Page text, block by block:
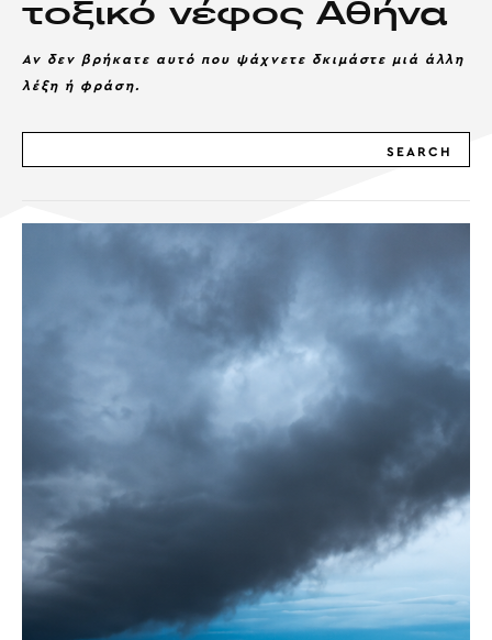
τοξικό νέφος Αθήνα
Αν δεν βρήκατε αυτό που ψάχνετε δκιμάστε μιά άλλη
λέξη ή φράση.
SEARCH